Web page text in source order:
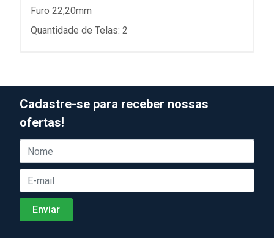
Furo 22,20mm
Quantidade de Telas: 2
Cadastre-se para receber nossas
ofertas!